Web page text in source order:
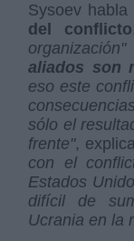
Sysoev habla
del conflicto
organización"
aliados son
eso este
sólo el
frente",
con el
Estados
difícil de
Ucrania en la